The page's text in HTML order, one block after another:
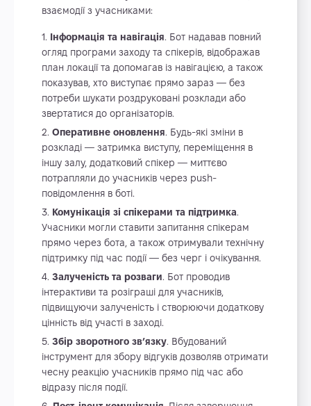
взаємодії з учасниками:
Інформація та навігація. Бот надавав повний
огляд програми заходу та спікерів, відображав
план локації та допомагав із навігацією, а також
показував, хто виступає прямо зараз — без
потреби шукати роздруковані розклади або
звертатися до організаторів.
Оперативне оновлення. Будь-які зміни в
розкладі — затримка виступу, переміщення в
іншу залу, додатковий спікер — миттєво
потрапляли до учасників через push-
повідомлення в боті.
Комунікація зі спікерами та підтримка.
Учасники могли ставити запитання спікерам
прямо через бота, а також отримували технічну
підтримку під час події — без черг і очікування.
Залученість та розваги. Бот проводив
інтерактиви та розіграші для учасників,
підвищуючи залученість і створюючи додаткову
цінність від участі в заході.
Збір зворотного зв’язку. Вбудований
інструмент для збору відгуків дозволяв отримати
чесну реакцію учасників прямо під час або
відразу після події.